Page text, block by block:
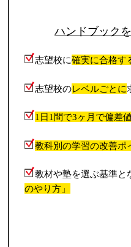
ハンドブック
志望校に確実に合格す
志望校のレベルごとに
1日1問で3ヶ月で偏差
教科別の学習の改善ポ
教材や塾を選ぶ基準と
のやり方」